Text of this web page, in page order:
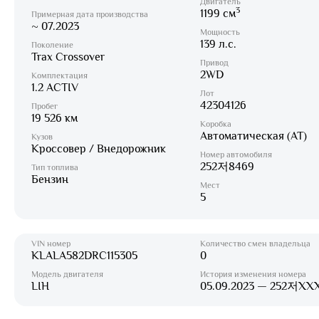
Примерная дата производства
~ 07.2023
Поколение
Trax Crossover
Комплектация
1.2 ACTIV
Пробег
19 526 км
Кузов
Кроссовер / Внедорожник
Тип топлива
Бензин
1199 см3
Мощность
139 л.с.
Привод
2WD
Лот
42304126
Коробка
Автоматическая (AT)
Номер автомобиля
252저8469
Мест
5
VIN номер
KLALA582DRC115305
Модель двигателя
LIH
Количество смен владельца
0
История изменения номера
05.09.2023 — 252저